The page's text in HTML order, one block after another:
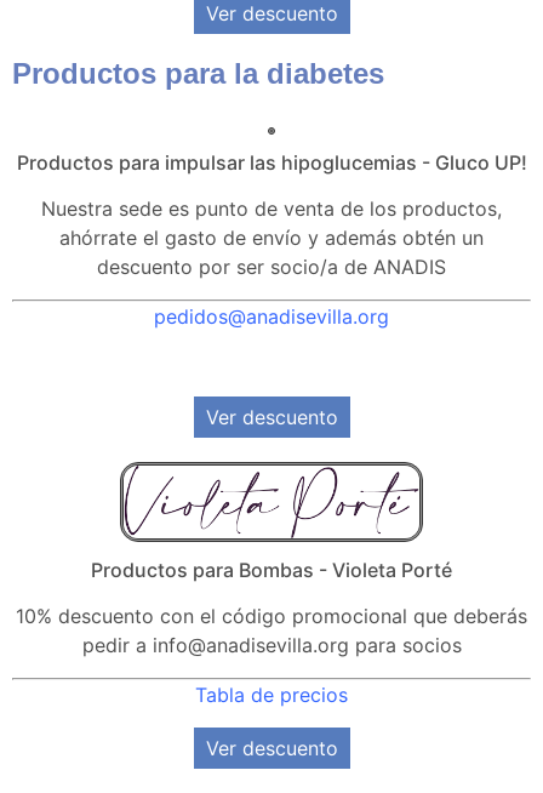
Ver descuento
Productos para la diabetes
Productos para impulsar las hipoglucemias - Gluco UP!
Nuestra sede es punto de venta de los productos,
ahórrate el gasto de envío y además obtén un
descuento por ser socio/a de ANADIS
pedidos@anadisevilla.org
Ver descuento
Productos para Bombas - Violeta Porté
10% descuento con el código promocional que deberás
pedir a info@anadisevilla.org para socios
Tabla de precios
Ver descuento